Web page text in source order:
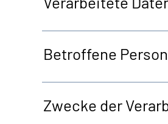
Betroffene
Zwecke der